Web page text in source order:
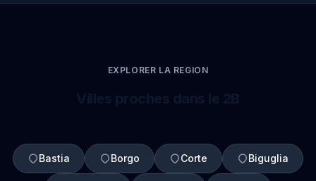
EXPLORER LA REGION
Bastia Borgo Corte Biguglia